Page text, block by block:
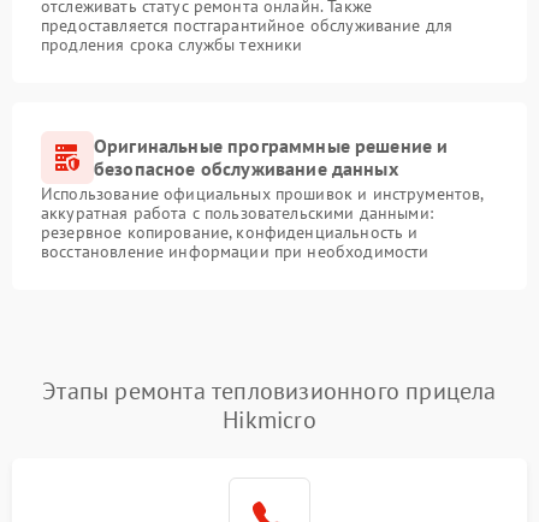
отслеживать статус ремонта онлайн. Также
предоставляется постгарантийное обслуживание для
продления срока службы техники
Оригинальные программные решение и
безопасное обслуживание данных
Использование официальных прошивок и инструментов,
аккуратная работа с пользовательскими данными:
резервное копирование, конфиденциальность и
восстановление информации при необходимости
Этапы ремонта тепловизионного прицела
Hikmicro